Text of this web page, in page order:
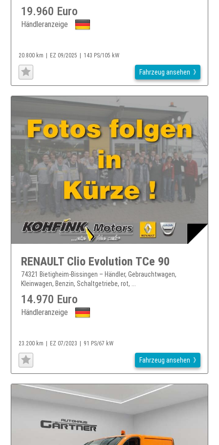
19.960 Euro
Händleranzeige
20.800 km EZ 09/2025 143 PS/105 kW
Fahrzeug ansehen
RENAULT Clio Evolution TCe 90
74321 Bietigheim-Bissingen – Händler, Gebrauchtwagen,
Kleinwagen, Benzin, Schaltgetriebe, rot, ...
14.970 Euro
Händleranzeige
23.200 km EZ 07/2023 91 PS/67 kW
Fahrzeug ansehen